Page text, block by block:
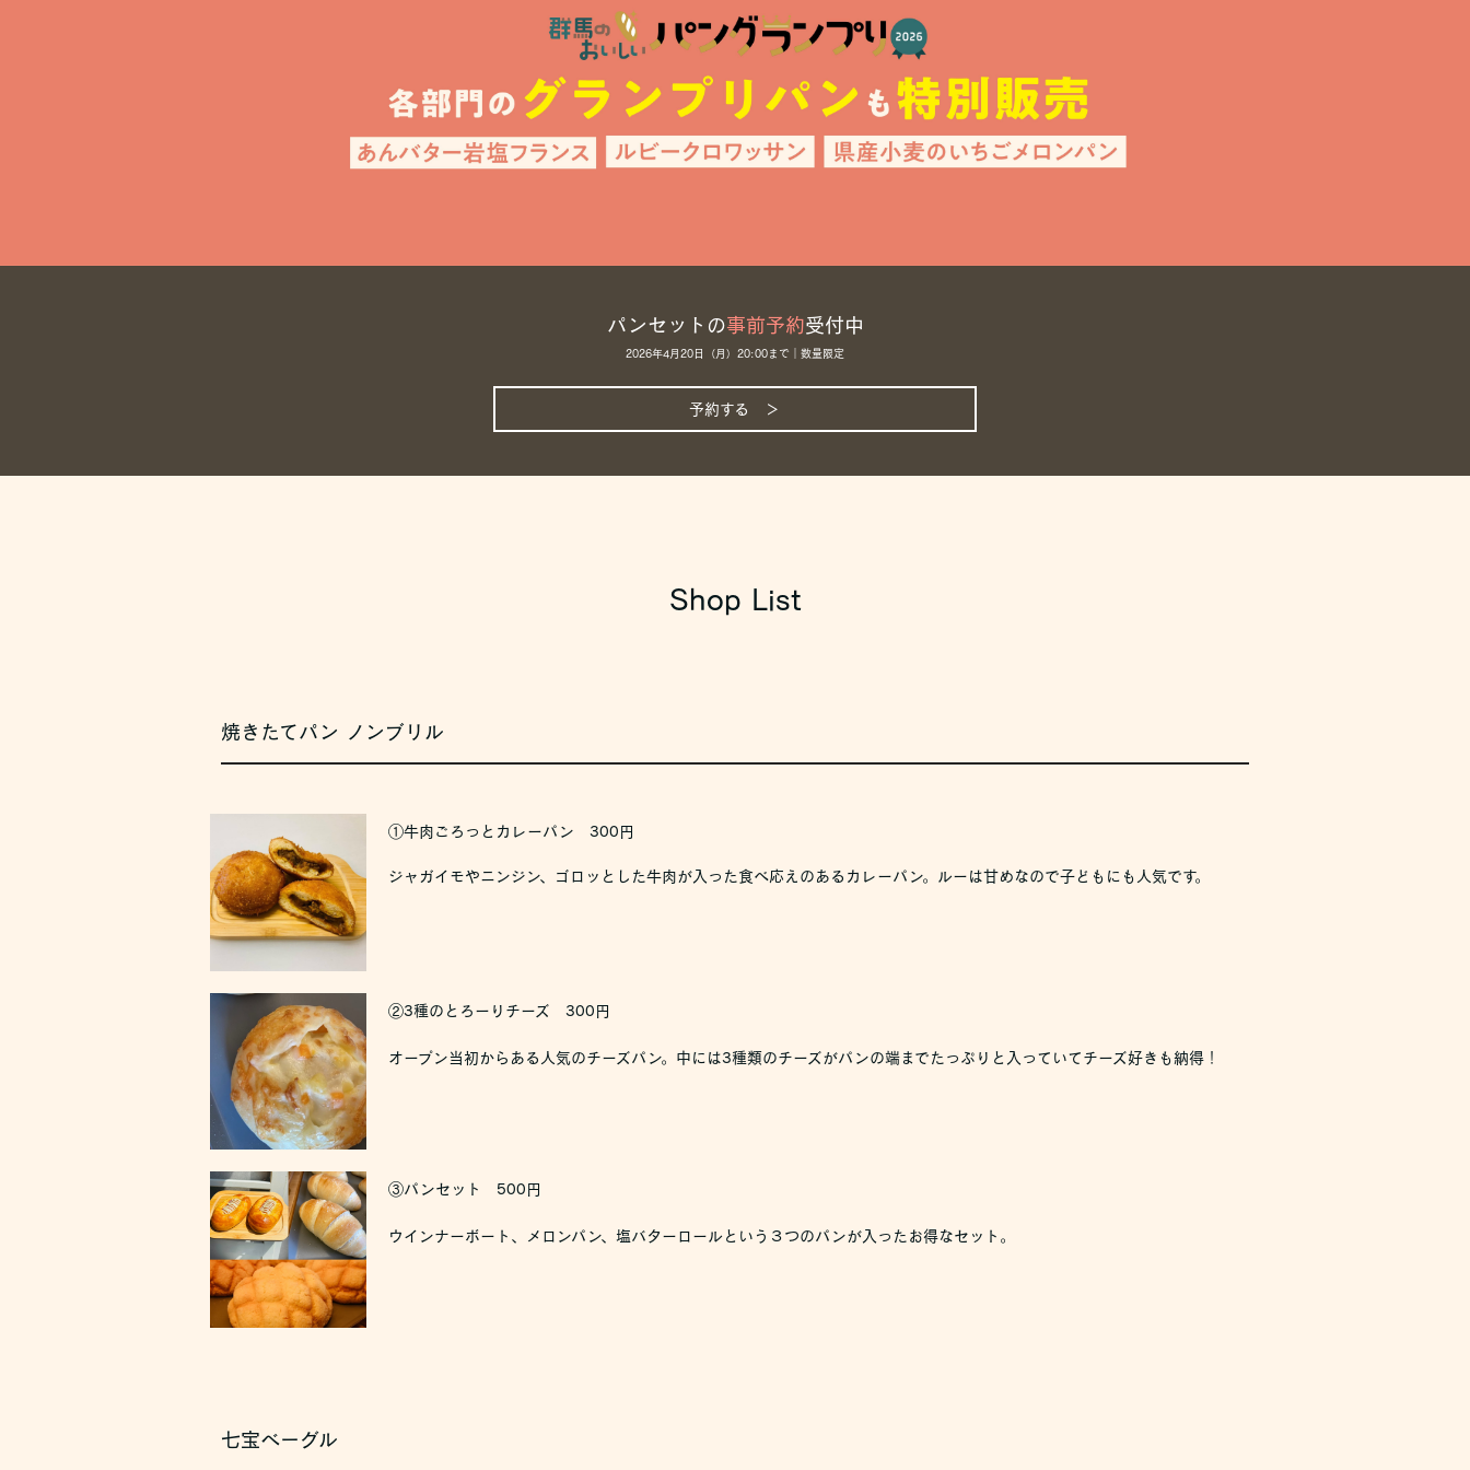
パンセットの事前予約受付中
2026年4月20日（月）20:00まで｜数量限定
予約する ＞
Shop List
焼きたてパン ノンブリル
①牛肉ごろっとカレーパン 300円
ジャガイモやニンジン、ゴロッとした牛肉が入った食べ応えのあるカレーパン。ルーは甘めなので子どもにも人気です。
②3種のとろーりチーズ 300円
オープン当初からある人気のチーズパン。中には3種類のチーズがパンの端までたっぷりと入っていてチーズ好きも納得！
③パンセット 500円
ウインナーボート、メロンパン、塩バターロールという３つのパンが入ったお得なセット。
七宝ベーグル